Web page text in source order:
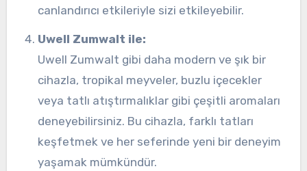
canlandırıcı etkileriyle sizi etkileyebilir.
Uwell Zumwalt ile:
Uwell Zumwalt gibi daha modern ve şık bir
cihazla, tropikal meyveler, buzlu içecekler
veya tatlı atıştırmalıklar gibi çeşitli aromaları
deneyebilirsiniz. Bu cihazla, farklı tatları
keşfetmek ve her seferinde yeni bir deneyim
yaşamak mümkündür.